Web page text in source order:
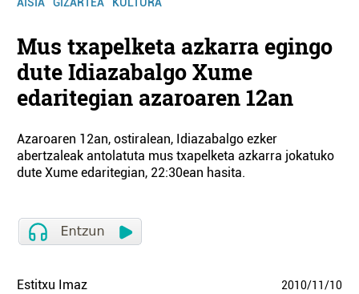
AISIA GIZARTEA KULTURA
Mus txapelketa azkarra egingo
dute Idiazabalgo Xume
edaritegian azaroaren 12an
Azaroaren 12an, ostiralean, Idiazabalgo ezker
abertzaleak antolatuta mus txapelketa azkarra jokatuko
dute Xume edaritegian, 22:30ean hasita.
Estitxu Imaz 2010/11/10